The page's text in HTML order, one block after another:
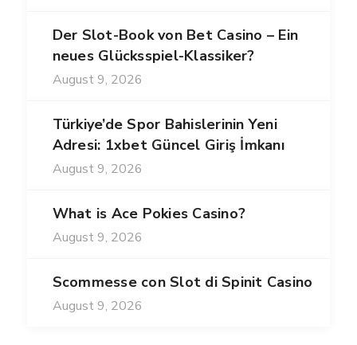
Der Slot-Book von Bet Casino – Ein
neues Glücksspiel-Klassiker?
August 9, 2026
Türkiye’de Spor Bahislerinin Yeni
Adresi: 1xbet Güncel Giriş İmkanı
August 9, 2026
What is Ace Pokies Casino?
August 9, 2026
Scommesse con Slot di Spinit Casino
August 9, 2026